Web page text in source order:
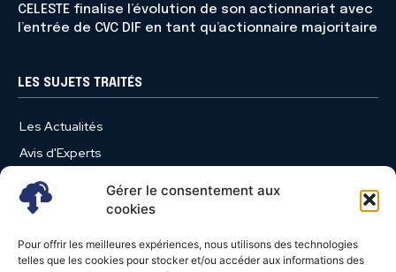
Gérer le consentement aux
cookies
Pour offrir les meilleures expériences, nous utilisons des technologies
telles que les cookies pour stocker et/ou accéder aux informations des
CELESTE finalise l’évolution de son actionnariat avec
l’entrée de CVC DIF en tant qu’actionnaire majoritaire
LES SUJETS TRAITÉS
Les Actualités
Avis d'Experts
Produits et Services
Vie d'entreprise
Nominations